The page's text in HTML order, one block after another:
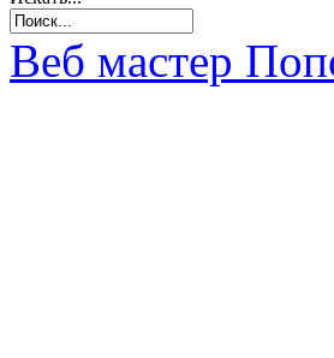
Веб мастер